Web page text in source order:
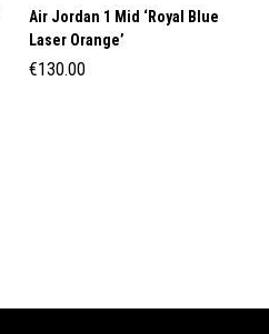
Air Jordan 1 Mid ‘Royal Blue
Laser Orange’
€130.00